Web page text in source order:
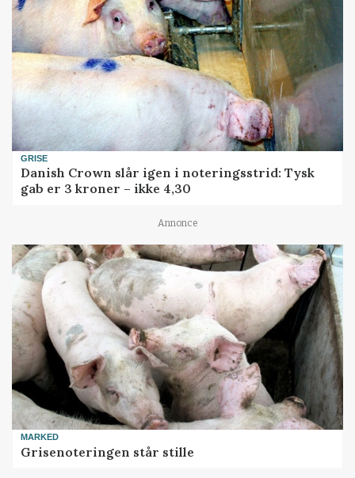
GRISE
Danish Crown slår igen i noteringsstrid: Tysk
gab er 3 kroner – ikke 4,30
Annonce
MARKED
Grisenoteringen står stille